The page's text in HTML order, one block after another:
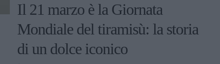
Il 21 marzo è la Giornata
Mondiale del tiramisù: la storia
di un dolce iconico